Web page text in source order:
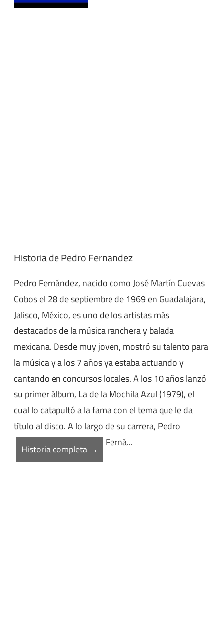
Historia de Pedro Fernandez
Pedro Fernández, nacido como José Martín Cuevas
Cobos el 28 de septiembre de 1969 en Guadalajara,
Jalisco, México, es uno de los artistas más
destacados de la música ranchera y balada
mexicana. Desde muy joven, mostró su talento para
la música y a los 7 años ya estaba actuando y
cantando en concursos locales. A los 10 años lanzó
su primer álbum, La de la Mochila Azul (1979), el
cual lo catapultó a la fama con el tema que le da
título al disco. A lo largo de su carrera, Pedro
Ferná...
Historia completa →